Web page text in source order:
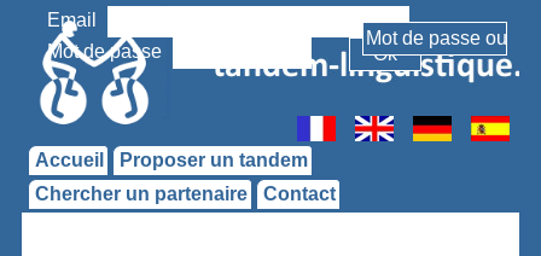
Email
Mot de passe
Accueil
Proposer un tandem
Chercher un partenaire
Contact